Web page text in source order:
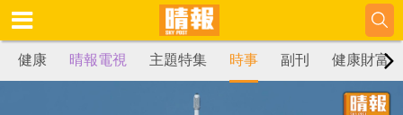
健康 晴報電視 主題特集 時事 副刊 健康財富